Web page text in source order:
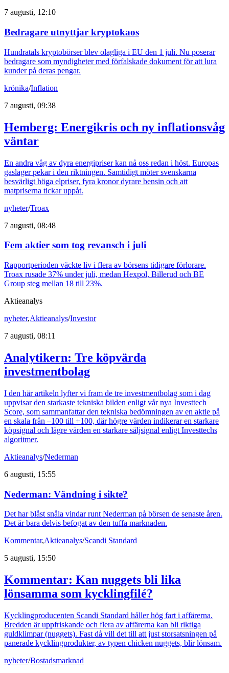
7 augusti, 12:10
Bedragare utnyttjar kryptokaos
Hundratals kryptobörser blev olagliga i EU den 1 juli. Nu poserar
bedragare som myndigheter med förfalskade dokument för att lura
kunder på deras pengar.
krönika/Inflation
7 augusti, 09:38
Hemberg: Energikris och ny inflationsvåg
väntar
En andra våg av dyra energipriser kan nå oss redan i höst. Europas
gaslager pekar i den riktningen. Samtidigt möter svenskarna
besvärligt höga elpriser, fyra kronor dyrare bensin och att
matpriserna tickar uppåt.
nyheter/Troax
7 augusti, 08:48
Fem aktier som tog revansch i juli
Rapportperioden väckte liv i flera av börsens tidigare förlorare.
Troax rusade 37% under juli, medan Hexpol, Billerud och BE
Group steg mellan 18 till 23%.
Aktieanalys
nyheter,Aktieanalys/Investor
7 augusti, 08:11
Analytikern: Tre köpvärda
investmentbolag
I den här artikeln lyfter vi fram de tre investmentbolag som i dag
uppvisar den starkaste tekniska bilden enligt vår nya Investtech
Score, som sammanfattar den tekniska bedömningen av en aktie på
en skala från –100 till +100, där högre värden indikerar en starkare
köpsignal och lägre värden en starkare säljsignal enligt Investtechs
algoritmer.
Aktieanalys/Nederman
6 augusti, 15:55
Nederman: Vändning i sikte?
Det har blåst snåla vindar runt Nederman på börsen de senaste åren.
Det är bara delvis befogat av den tuffa marknaden.
Kommentar,Aktieanalys/Scandi Standard
5 augusti, 15:50
Kommentar: Kan nuggets bli lika
lönsamma som kycklingfilé?
Kycklingproducenten Scandi Standard håller hög fart i affärerna.
Bredden är uppfriskande och flera av affärerna kan bli riktiga
guldklimpar (nuggets). Fast då vill det till att just storsatsningen på
panerade kycklingprodukter, av typen chicken nuggets, blir lönsam.
nyheter/Bostadsmarknad